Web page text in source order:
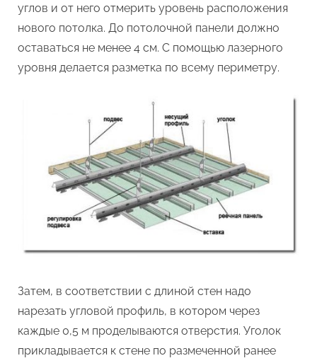
углов и от него отмерить уровень расположения
нового потолка. До потолочной панели должно
оставаться не менее 4 см. С помощью лазерного
уровня делается разметка по всему периметру.
Затем, в соответствии с длиной стен надо
нарезать угловой профиль, в котором через
каждые 0,5 м проделываются отверстия. Уголок
прикладывается к стене по размеченной ранее